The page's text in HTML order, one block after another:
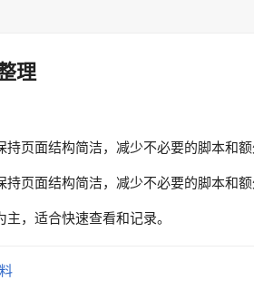
理
页面结构简洁，减少不必要的脚本和额
页面结构简洁，减少不必要的脚本和额
，适合快速查看和记录。